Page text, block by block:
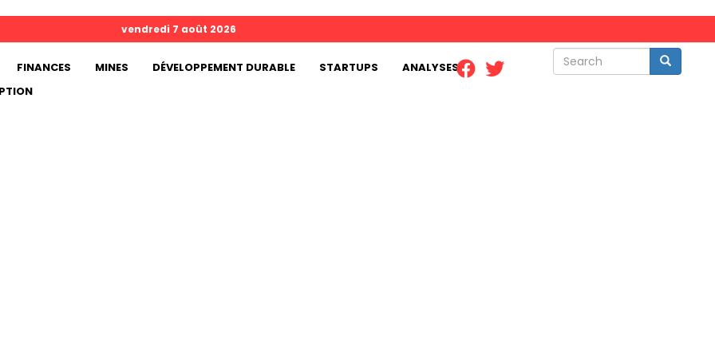
Search Search
vendredi 7 août 2026
FINANCES MINES DÉVELOPPEMENT DURABLE STARTUPS
ANALYSES